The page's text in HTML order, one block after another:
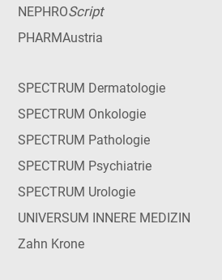
NEPHROScript
PHARMAustria
SPECTRUM Dermatologie
SPECTRUM Onkologie
SPECTRUM Pathologie
SPECTRUM Psychiatrie
SPECTRUM Urologie
UNIVERSUM INNERE MEDIZIN
Zahn Krone